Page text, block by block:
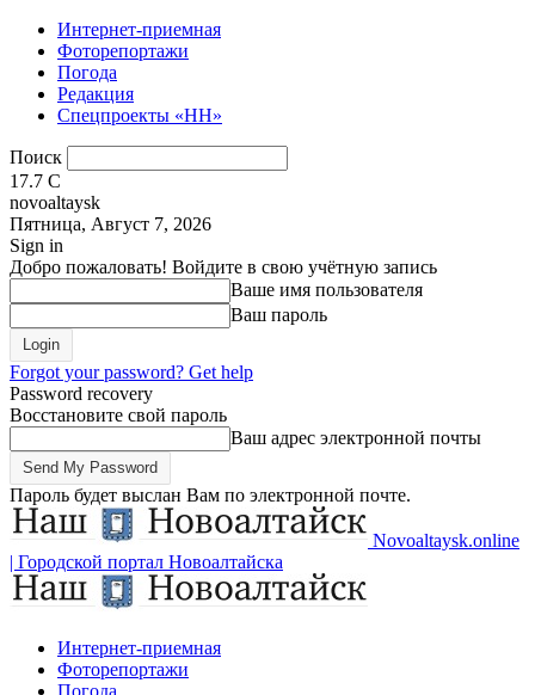
Интернет-приемная
Фоторепортажи
Погода
Редакция
Спецпроекты «НН»
Поиск
17.7 C
novoaltaysk
Пятница, Август 7, 2026
Sign in
Добро пожаловать! Войдите в свою учётную запись
Ваше имя пользователя
Ваш пароль
Forgot your password? Get help
Password recovery
Восстановите свой пароль
Ваш адрес электронной почты
Пароль будет выслан Вам по электронной почте.
Novoaltaysk.online
| Городской портал Новоалтайска
Интернет-приемная
Фоторепортажи
Погода